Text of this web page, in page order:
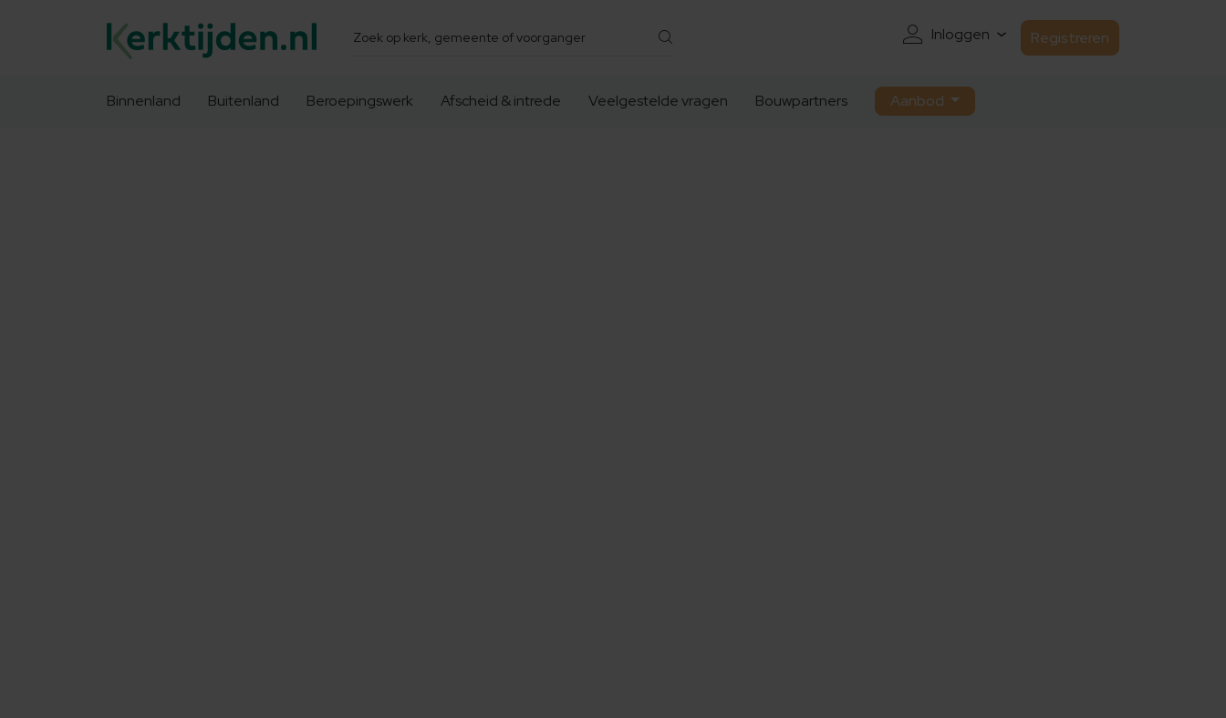
Zoeken Inloggen Registreren
Binnenland Buitenland Beroepingswerk Afscheid & intrede Veelgestelde vragen Bouwpartners Aanbod